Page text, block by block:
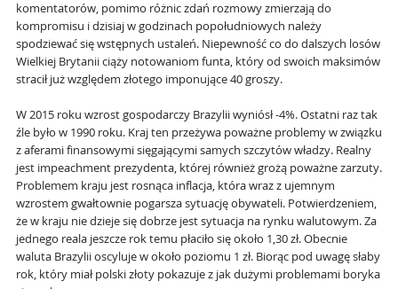
komentatorów, pomimo różnic zdań rozmowy zmierzają do
kompromisu i dzisiaj w godzinach popołudniowych należy
spodziewać się wstępnych ustaleń. Niepewność co do dalszych losów
Wielkiej Brytanii ciąży notowaniom funta, który od swoich maksimów
stracił już względem złotego imponujące 40 groszy.
W 2015 roku wzrost gospodarczy Brazylii wyniósł -4%. Ostatni raz tak
źle było w 1990 roku. Kraj ten przeżywa poważne problemy w związku
z aferami finansowymi sięgającymi samych szczytów władzy. Realny
jest impeachment prezydenta, której również grożą poważne zarzuty.
Problemem kraju jest rosnąca inflacja, która wraz z ujemnym
wzrostem gwałtownie pogarsza sytuację obywateli. Potwierdzeniem,
że w kraju nie dzieje się dobrze jest sytuacja na rynku walutowym. Za
jednego reala jeszcze rok temu płaciło się około 1,30 zł. Obecnie
waluta Brazylii oscyluje w około poziomu 1 zł. Biorąc pod uwagę słaby
rok, który miał polski złoty pokazuje z jak dużymi problemami boryka